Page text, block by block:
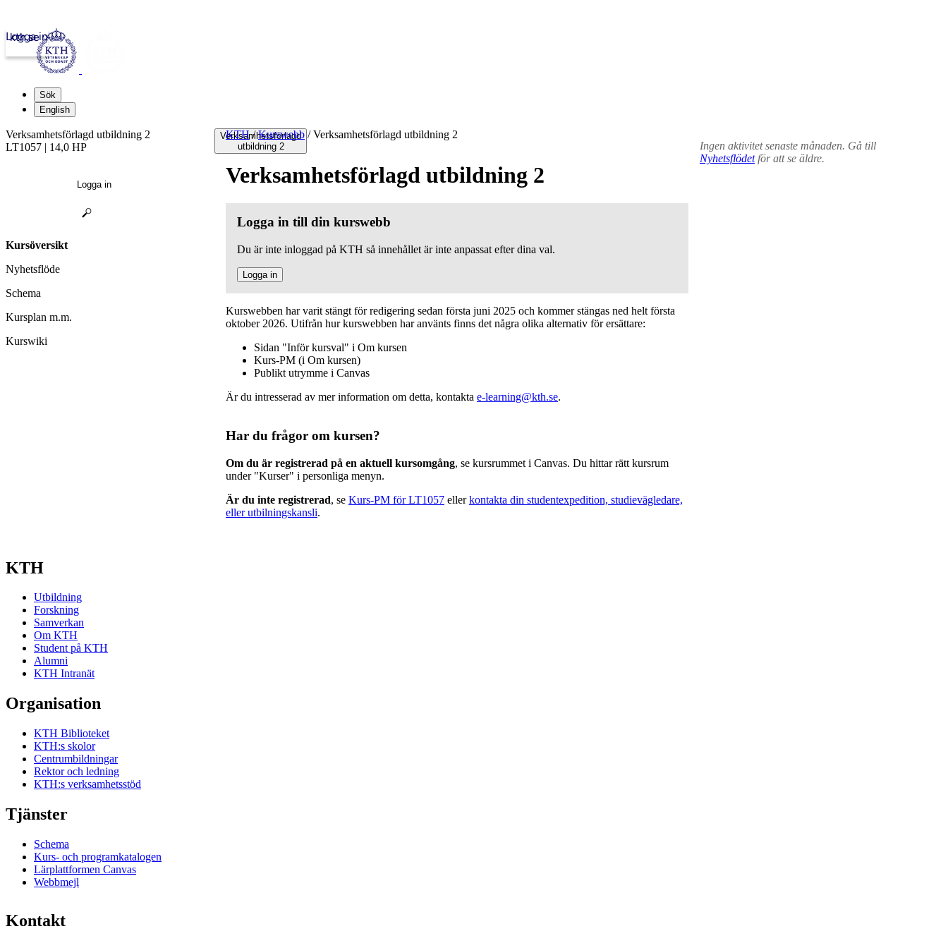
kth.se
Logga in
Sök
English
Verksamhetsförlagd
utbildning 2
KTH / Kurswebb /Verksamhetsförlagd utbildning 2
Verksamhetsförlagd utbildning 2
Logga in till din kurswebb
Du är inte inloggad på KTH så innehållet är inte anpassat efter dina val.
Logga in
Kurswebben har varit stängt för redigering sedan första juni 2025 och kommer stängas ned helt första
oktober 2026. Utifrån hur kurswebben har använts finns det några olika alternativ för ersättare:
Sidan "Inför kursval" i Om kursen
Kurs-PM (i Om kursen)
Publikt utrymme i Canvas
Är du intresserad av mer information om detta, kontakta e-learning@kth.se.
Har du frågor om kursen?
Om du är registrerad på en aktuell kursomgång, se kursrummet i Canvas. Du hittar rätt kursrum
under "Kurser" i personliga menyn.
Är du inte registrerad, se Kurs-PM för LT1057 ellerkontakta din studentexpedition, studievägledare,
eller utbilningskansli.
Ingen aktivitet senaste månaden. Gå till
Nyhetsflödetför att se äldre.
Verksamhetsförlagd utbildning 2
LT1057 | 14,0 HP
Logga in
Kursöversikt
Nyhetsflöde
Schema
Kursplan m.m.
Kurswiki
KTH
Utbildning
Forskning
Samverkan
Om KTH
Student på KTH
Alumni
KTH Intranät
Organisation
KTH Biblioteket
KTH:s skolor
Centrumbildningar
Rektor och ledning
KTH:s verksamhetsstöd
Tjänster
Schema
Kurs- och programkatalogen
Lärplattformen Canvas
Webbmejl
Kontakt